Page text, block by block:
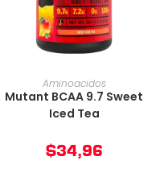
AÑADIR AL CARRITO
Aminoacidos
Mutant BCAA 9.7 Sweet
Iced Tea
$34,96